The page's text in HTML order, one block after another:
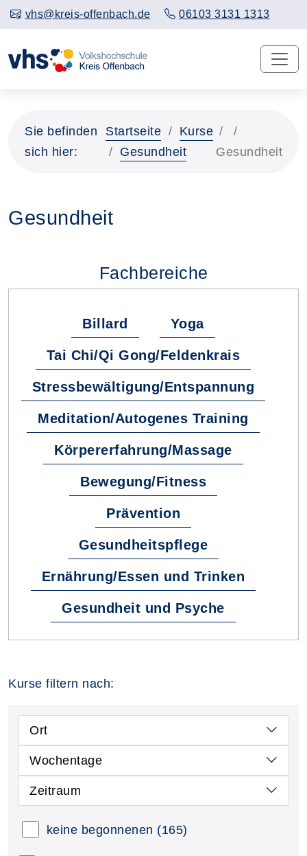
vhs@kreis-offenbach.de 06103 3131 1313
Sie befinden
sich hier:
Startseite
Kurse
Gesundheit
Gesundheit
Gesundheit
Fachbereiche
Billard Yoga
Tai Chi/Qi Gong/Feldenkrais
Stressbewältigung/Entspannung
Meditation/Autogenes Training
Körpererfahrung/Massage
Bewegung/Fitness
Prävention
Gesundheitspflege
Ernährung/Essen und Trinken
Gesundheit und Psyche
Kurse filtern nach:
Ort
Wochentage
Zeitraum
keine begonnenen (165)